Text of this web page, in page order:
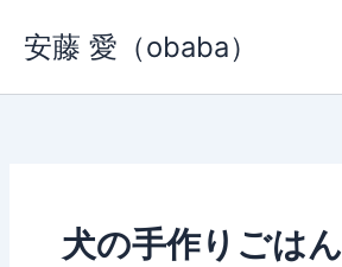
ス
安藤 愛（obaba）
犬の手作りごはん